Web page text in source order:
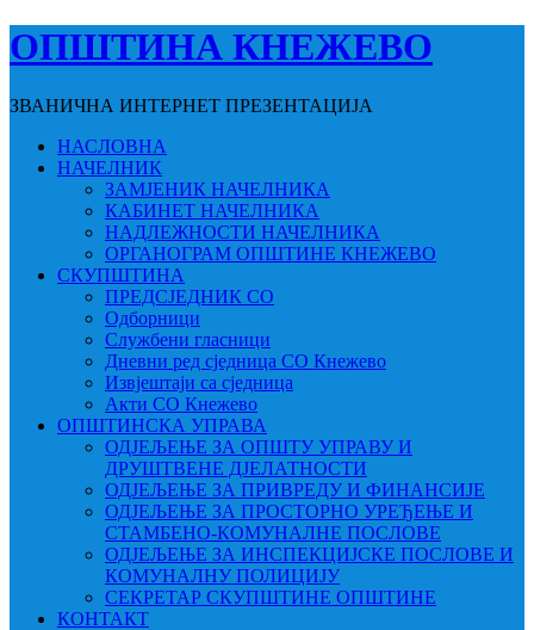
ОПШТИНА КНЕЖЕВО
ЗВАНИЧНА ИНТЕРНЕТ ПРЕЗЕНТАЦИЈА
НАСЛОВНА
НАЧЕЛНИК
ЗАМЈЕНИК НАЧЕЛНИКА
КАБИНЕТ НАЧЕЛНИКА
НАДЛЕЖНОСТИ НАЧЕЛНИКА
ОРГАНОГРАМ ОПШТИНЕ КНЕЖЕВО
СКУПШТИНА
ПРЕДСЈЕДНИК СО
Одборници
Службени гласници
Дневни ред сједница СО Кнежево
Извјештаји са сједница
Акти СО Кнежево
ОПШТИНСКА УПРАВА
ОДЈЕЉЕЊЕ ЗА ОПШТУ УПРАВУ И
ДРУШТВЕНЕ ДЈЕЛАТНОСТИ
ОДЈЕЉЕЊЕ ЗА ПРИВРЕДУ И ФИНАНСИЈЕ
ОДЈЕЉЕЊЕ ЗА ПРОСТОРНО УРЕЂЕЊЕ И
СТАМБЕНО-КОМУНАЛНЕ ПОСЛОВЕ
ОДЈЕЉЕЊЕ ЗА ИНСПЕКЦИЈСКЕ ПОСЛОВЕ И
КОМУНАЛНУ ПОЛИЦИЈУ
СЕКРЕТАР СКУПШТИНЕ ОПШТИНЕ
КОНТАКТ